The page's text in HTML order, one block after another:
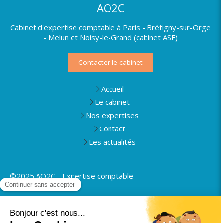
AO2C
Cabinet d'expertise comptable à Paris - Brétigny-sur-Orge
- Melun et Noisy-le-Grand (cabinet ASF)
Contacter le cabinet
Accueil
Le cabinet
Nos expertises
Contact
Les actualités
©2025 AO2C - Expertise comptable